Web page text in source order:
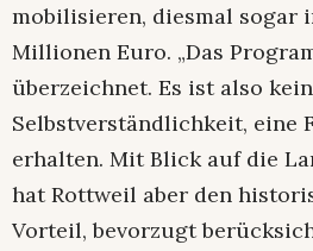
mobilisieren, diesmal sogar
Millionen Euro. „Das
überzeichnet. Es ist also
Selbstverständlichkeit, eine
erhalten. Mit Blick auf die
hat Rottweil aber den
Vorteil, bevorzugt